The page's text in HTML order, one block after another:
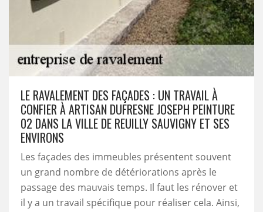
LE RAVALEMENT DES FAÇADES : UN TRAVAIL À
CONFIER À ARTISAN DUFRESNE JOSEPH PEINTURE
02 DANS LA VILLE DE REUILLY SAUVIGNY ET SES
ENVIRONS
Les façades des immeubles présentent souvent
un grand nombre de détériorations après le
passage des mauvais temps. Il faut les rénover et
il y a un travail spécifique pour réaliser cela. Ainsi,